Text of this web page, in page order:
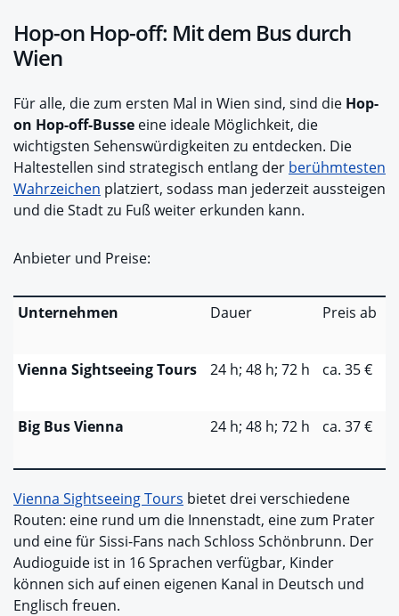
Hop-on Hop-off: Mit dem Bus durch
Wien
Für alle, die zum ersten Mal in Wien sind, sind die Hop-
on Hop-off-Busse eine ideale Möglichkeit, die
wichtigsten Sehenswürdigkeiten zu entdecken. Die
Haltestellen sind strategisch entlang der berühmtesten
Wahrzeichen platziert, sodass man jederzeit aussteigen
und die Stadt zu Fuß weiter erkunden kann.
Anbieter und Preise:
Unternehmen Dauer Preis ab
Vienna Sightseeing Tours 24 h; 48 h; 72 h ca. 35 €
Big Bus Vienna 24 h; 48 h; 72 h ca. 37 €
Vienna Sightseeing Tours bietet drei verschiedene
Routen: eine rund um die Innenstadt, eine zum Prater
und eine für Sissi-Fans nach Schloss Schönbrunn. Der
Audioguide ist in 16 Sprachen verfügbar, Kinder
können sich auf einen eigenen Kanal in Deutsch und
Englisch freuen.